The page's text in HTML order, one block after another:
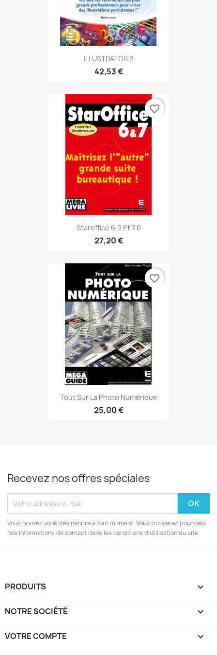
ILLUSTRATOR 9
42,53 €
Staroffice 6.0 Et 7.0
27,20 €
favorite_border
Tout Sur La Photo Numérique
25,00 €
favorite_border
Recevez nos offres spéciales
Vous pouvez vous désinscrire à tout moment. Vous trouverez pour cela
nos informations de contact dans les conditions d'utilisation du site.
PRODUITS 
NOTRE SOCIÉTÉ 
VOTRE COMPTE 